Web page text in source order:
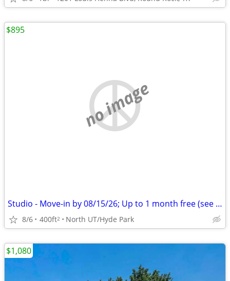
no image
Studio - Move-in by 08/15/26; Up to 1 month free (see details)
8/6 400ft2 North UT/Hyde Park
$895
$1,080